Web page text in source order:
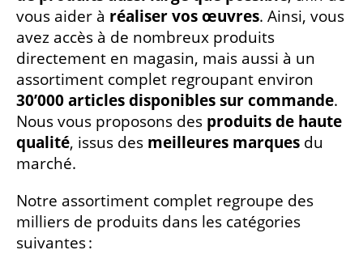
vous aider à réaliser vos œuvres. Ainsi, vous
avez accès à de nombreux produits
directement en magasin, mais aussi à un
assortiment complet regroupant environ
30’000 articles disponibles sur commande.
Nous vous proposons des produits de haute
qualité, issus des meilleures marques du
marché.
Notre assortiment complet regroupe des
milliers de produits dans les catégories
suivantes :